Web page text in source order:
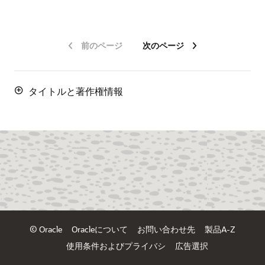
前のページ 次のページ
タイトルと著作権情報
© Oracle Oracleについて お問い合わせ先
製品A-Z
使用条件およびプライバシ
広告選択